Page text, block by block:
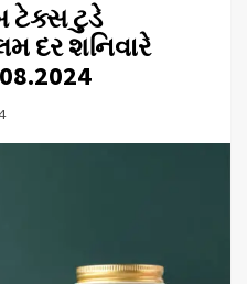
ટેક્સ ટુડે
દર શનિવારે